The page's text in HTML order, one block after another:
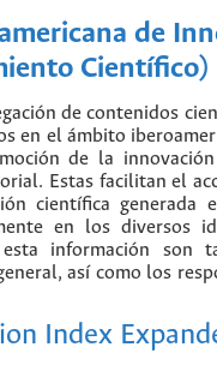
de
Científico)
de contenidos
en el ámbito
de la
Estas facilitan el
científica generada
en los diversos
información son
así como los
Index